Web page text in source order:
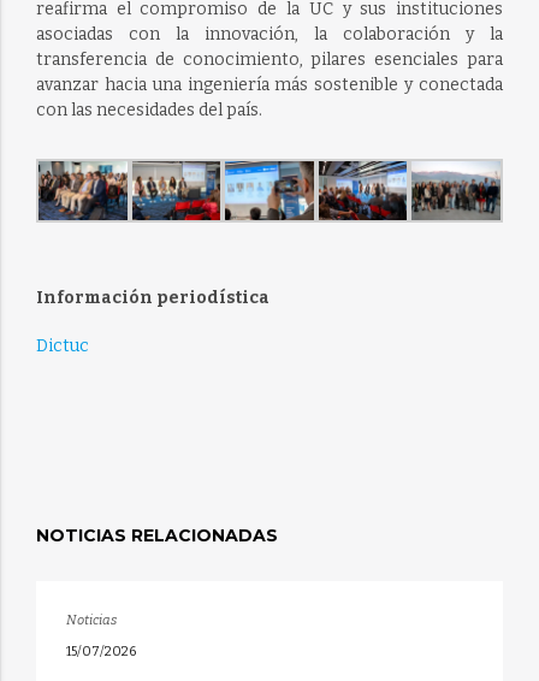
reafirma el compromiso de la UC y sus instituciones
asociadas con la innovación, la colaboración y la
transferencia de conocimiento, pilares esenciales para
avanzar hacia una ingeniería más sostenible y conectada
con las necesidades del país.
Información periodística
Dictuc
NOTICIAS RELACIONADAS
Noticias
15/07/2026